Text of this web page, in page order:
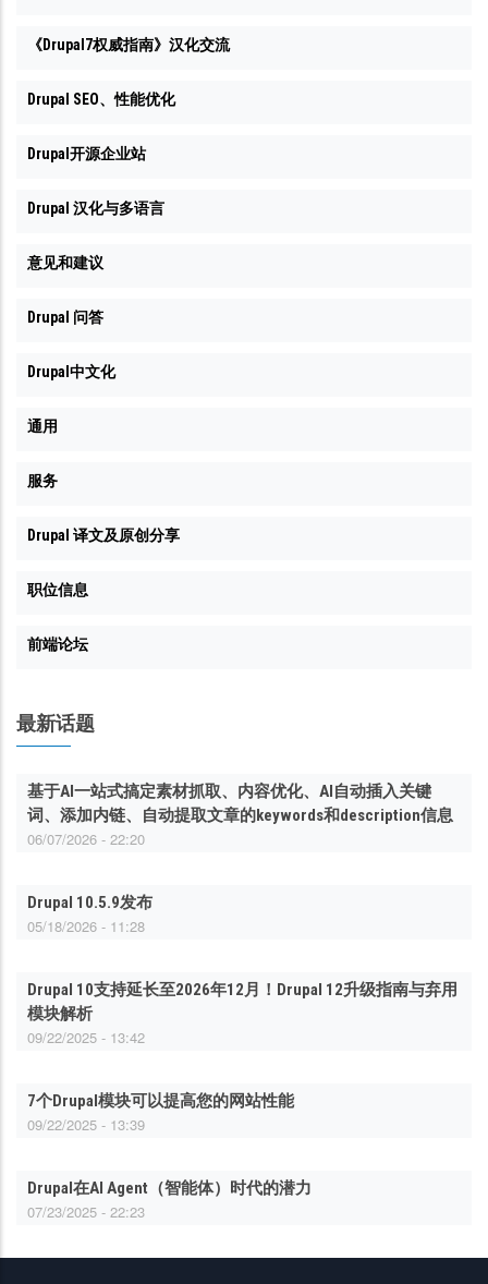
《Drupal7权威指南》汉化交流
Drupal SEO、性能优化
Drupal开源企业站
Drupal 汉化与多语言
意见和建议
Drupal 问答
Drupal中文化
通用
服务
Drupal 译文及原创分享
职位信息
前端论坛
最新话题
基于AI一站式搞定素材抓取、内容优化、AI自动插入关键
词、添加内链、自动提取文章的keywords和description信息
06/07/2026 - 22:20
Drupal 10.5.9发布
05/18/2026 - 11:28
Drupal 10支持延长至2026年12月！Drupal 12升级指南与弃用
模块解析
09/22/2025 - 13:42
7个Drupal模块可以提高您的网站性能
09/22/2025 - 13:39
Drupal在AI Agent（智能体）时代的潜力
07/23/2025 - 22:23